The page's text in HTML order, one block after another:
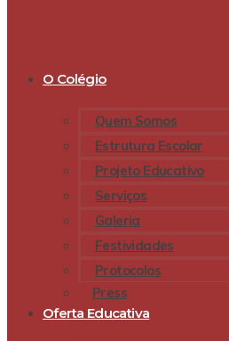
O Colégio
Quem Somos
Estrutura Escolar
Projeto Educativo
Serviços
Galeria
Festividades
Protocolos
Press
Oferta Educativa